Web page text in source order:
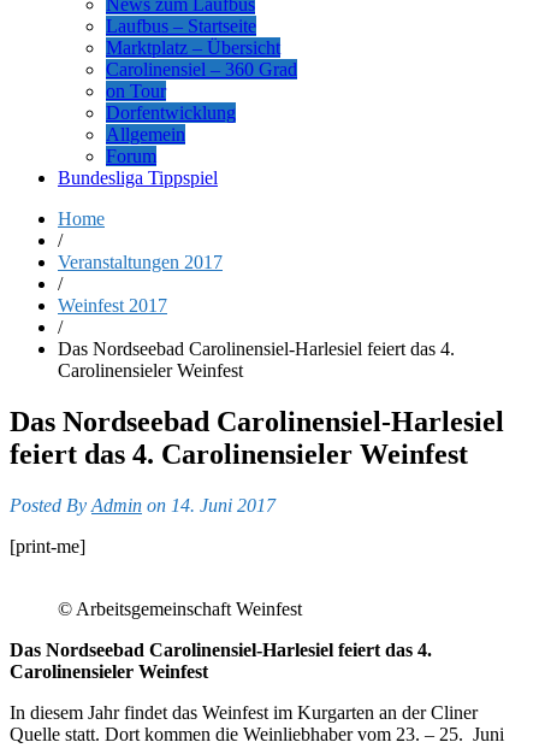
News zum Laufbus
Laufbus – Startseite
Marktplatz – Übersicht
Carolinensiel – 360 Grad
on Tour
Dorfentwicklung
Allgemein
Forum
Bundesliga Tippspiel
Home
/
Veranstaltungen 2017
/
Weinfest 2017
/
Das Nordseebad Carolinensiel-Harlesiel feiert das 4.
Carolinensieler Weinfest
Das Nordseebad Carolinensiel-Harlesiel
feiert das 4. Carolinensieler Weinfest
Posted By Admin on 14. Juni 2017
[print-me]
© Arbeitsgemeinschaft Weinfest
Das Nordseebad Carolinensiel-Harlesiel feiert das 4.
Carolinensieler Weinfest
In diesem Jahr findet das Weinfest im Kurgarten an der Cliner
Quelle statt. Dort kommen die Weinliebhaber vom 23. – 25. Juni